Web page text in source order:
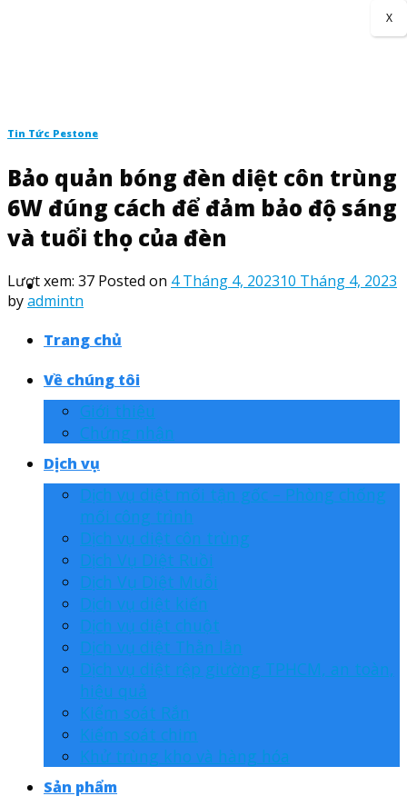
Trang chủ
Về chúng tôi
Giới thiệu
Chứng nhận
Dịch vụ
Dịch vụ diệt mối tận gốc – Phòng chống
mối công trình
Dịch vụ diệt côn trùng
Dịch Vụ Diệt Ruồi
Dịch Vụ Diệt Muỗi
Dịch vụ diệt kiến
Dịch vụ diệt chuột
Dịch vụ diệt Thằn lằn
Dịch vụ diệt rệp giường TPHCM, an toàn,
hiệu quả
Kiểm soát Rắn
Kiểm soát chim
Khử trùng kho và hàng hóa
Sản phẩm
Tin Tức Pestone
Bảo quản bóng đèn diệt côn trùng
6W đúng cách để đảm bảo độ sáng
và tuổi thọ của đèn
Lượt xem: 37 Posted on 4 Tháng 4, 202310 Tháng 4, 2023
byadmintn
X